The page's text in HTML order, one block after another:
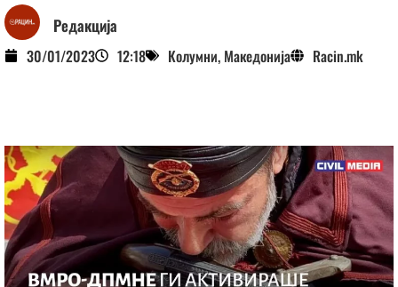
Редакција
30/01/2023 12:18 Колумни, Македонија Racin.mk